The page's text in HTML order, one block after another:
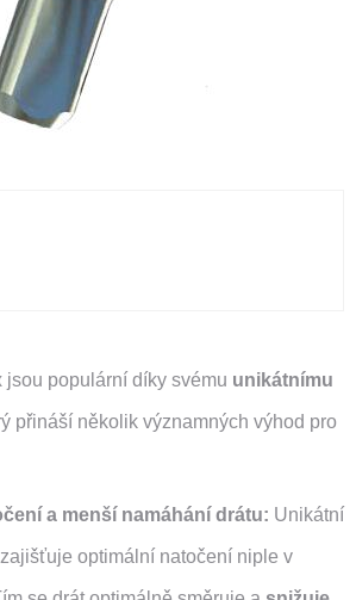
jsou populární díky svému unikátnímu
přináší několik významných výhod pro
a menší namáhání drátu: Unikátní
zajišťuje optimální natočení niple v